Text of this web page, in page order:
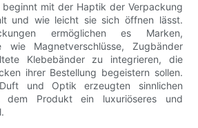
beginnt mit der Haptik der Verpackung
und wie leicht sie sich öffnen lässt.
ermöglichen es Marken,
wie Magnetverschlüsse, Zugbänder
Klebebänder zu integrieren, die
ihrer Bestellung begeistern sollen.
und Optik erzeugten sinnlichen
dem Produkt ein luxuriöseres und